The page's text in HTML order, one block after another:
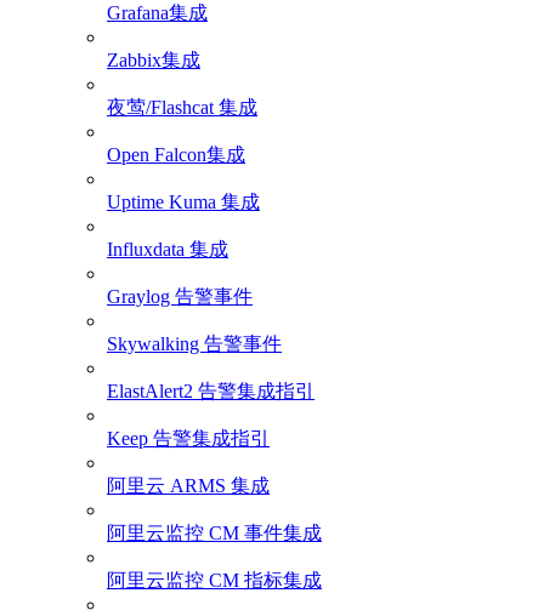
Grafana集成
Zabbix集成
夜莺/Flashcat 集成
Open Falcon集成
Uptime Kuma 集成
Influxdata 集成
Graylog 告警事件
Skywalking 告警事件
ElastAlert2 告警集成指引
Keep 告警集成指引
阿里云 ARMS 集成
阿里云监控 CM 事件集成
阿里云监控 CM 指标集成